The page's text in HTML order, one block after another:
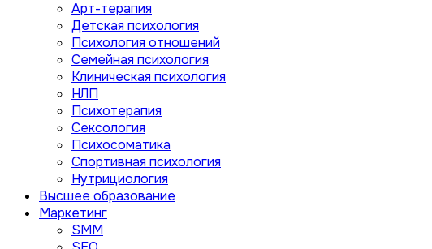
Арт-терапия
Детская психология
Психология отношений
Семейная психология
Клиническая психология
НЛП
Психотерапия
Сексология
Психосоматика
Спортивная психология
Нутрициология
Высшее образование
Маркетинг
SMM